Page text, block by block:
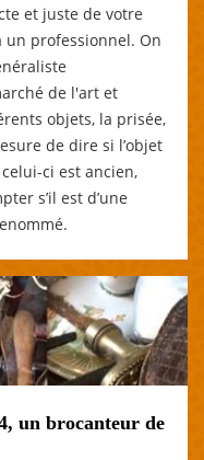
et juste de votre
un professionnel. On
de l'art et
objets, la prisée,
de dire si l’objet
ci est ancien,
s’il est d’une
un brocanteur de